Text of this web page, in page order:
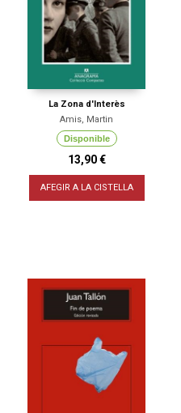
La Zona d'Interès
Amis, Martin
Disponible
13,90 €
AFEGIR A LA CISTELLA